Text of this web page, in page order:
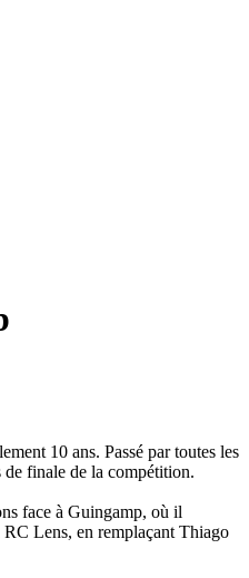
10 ans. Passé par toutes les
de finale de la compétition.
face à Guingamp, où il
RC Lens, en remplaçant Thiago